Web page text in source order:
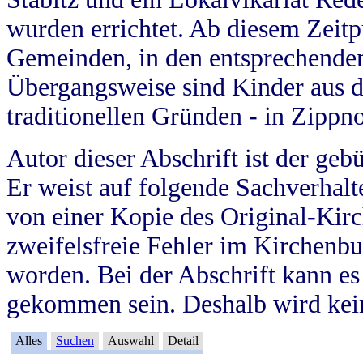
wurden errichtet. Ab diesem
Gemeinden, in den
Übergangsweise sind Kinder aus
traditionellen Gründen - in
Autor dieser Abschrift ist der
Er weist auf folgende
von einer Kopie des Original-
zweifelsfreie Fehler im
worden. Bei der Abschrift kann
gekommen sein. Deshalb wird
Alles Suchen Auswahl Detail